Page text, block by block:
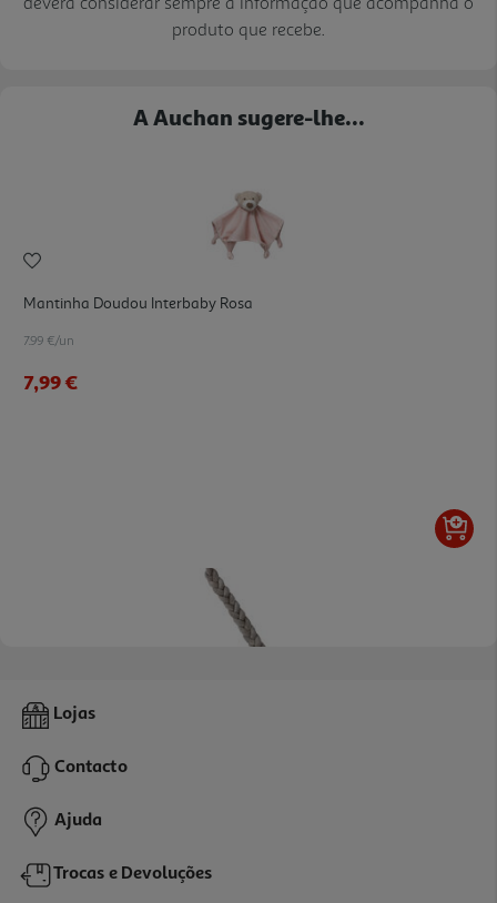
produto que recebe.
A Auchan sugere-lhe...
Mantinha Doudou Interbaby Rosa
7.99 €/un
7,99 €
Trança Decorativa Plastimyr Cinzento 120cm
17,99 €
Lojas
Contacto
Ajuda
Trocas e Devoluções